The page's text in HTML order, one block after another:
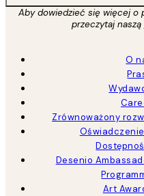
Aby dowiedzieć się więcej o
przeczytaj naszą
O
Zrównoważony
Desenio
Art